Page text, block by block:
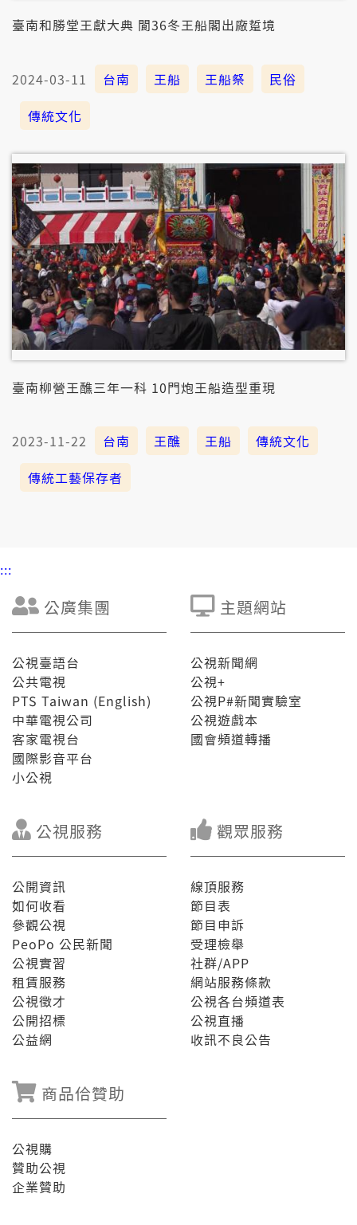
臺南和勝堂王獻大典 閬36冬王船閣出廠踅境
2024-03-11 台南 王船 王船祭
民俗
傳統文化
臺南柳營王醮三年一科 10門炮王船造型重現
2023-11-22 台南 王醮 王船
傳統文化
傳統工藝保存者
:::
公廣集團
公視臺語台
公共電視
PTS Taiwan (English)
中華電視公司
客家電視台
國際影音平台
小公視
主題網站
公視新聞網
公視+
公視P#新聞實驗室
公視遊戲本
國會頻道轉播
公視服務
公開資訊
如何收看
參觀公視
PeoPo 公民新聞
公視實習
租賃服務
公視徵才
公開招標
公益網
觀眾服務
線頂服務
節目表
節目申訴
受理檢舉
社群/APP
網站服務條款
公視各台頻道表
公視直播
收訊不良公告
商品佮贊助
公視購
贊助公視
企業贊助